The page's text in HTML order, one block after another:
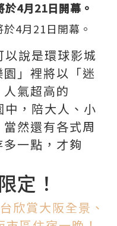
4月21日開幕。
說是環球影城
」裡將以「迷
氣超高的
，陪大人、小
然還有各式周
一點，才夠
定！
欣賞大阪全景、